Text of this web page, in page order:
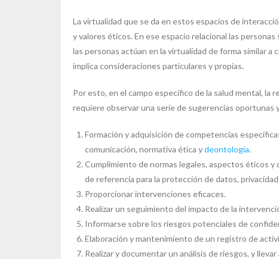
La virtualidad que se da en estos espacios de
y valores éticos. En ese espacio relacional las
las personas actúan en la virtualidad de forma similar
implica consideraciones particulares y propias.
Por esto, en el campo específico de la salud mental, la
requiere observar una serie de sugerencias oportunas
Formación y adquisición de competencias
comunicación, normativa ética ydeontología.
Cumplimiento de normas legales, aspectos éticos
de referencia para la protección de datos,
Proporcionar intervenciones eficaces.
Realizar un seguimiento del impacto de la
Informarse sobre los riesgos potenciales de
Elaboración y mantenimiento de un registro de
Realizar y documentar un análisis de riesgos, y